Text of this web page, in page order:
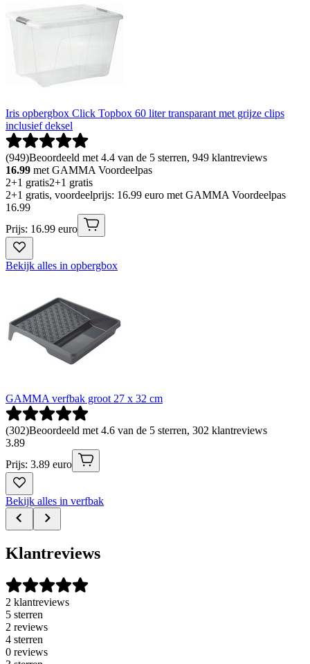
Iris opbergbox Click Topbox 60 liter transparant met grijze clips
inclusief deksel
(949)Beoordeeld met 4.4 van de 5 sterren, 949 klantreviews
16.99 met GAMMA Voordeelpas
2+1 gratis2+1 gratis
2+1 gratis, voordeelprijs: 16.99 euro met GAMMA Voordeelpas
16.99
Prijs: 16.99 euro
Bekijk alles in opbergbox
GAMMA verfbak groot 27 x 32 cm
(302)Beoordeeld met 4.6 van de 5 sterren, 302 klantreviews
3.89
Prijs: 3.89 euro
Bekijk alles in verfbak
Klantreviews
2 klantreviews
5 sterren
2 reviews
4 sterren
0 reviews